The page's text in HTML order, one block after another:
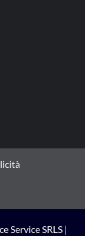
Service SRLS |